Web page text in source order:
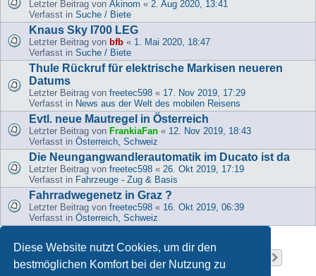
Diese Website nutzt Cookies, um dir den
bestmöglichen Komfort bei der Nutzung zu
Letzter Beitrag von Akinom « 2. Aug 2020, 13:41
Verfasst in Suche / Biete
Knaus Sky I700 LEG
Letzter Beitrag von bfb « 1. Mai 2020, 18:47
Verfasst in Suche / Biete
Thule Rückruf für elektrische Markisen neueren
Datums
Letzter Beitrag von freetec598 « 17. Nov 2019, 17:29
Verfasst in News aus der Welt des mobilen Reisens
Evtl. neue Mautregel in Österreich
Letzter Beitrag von FrankiaFan « 12. Nov 2019, 18:43
Verfasst in Österreich, Schweiz
Die Neungangwandlerautomatik im Ducato ist da
Letzter Beitrag von freetec598 « 26. Okt 2019, 17:19
Verfasst in Fahrzeuge - Zug & Basis
Fahrradwegenetz in Graz ?
Letzter Beitrag von freetec598 « 16. Okt 2019, 06:39
Verfasst in Österreich, Schweiz
Seite1 2